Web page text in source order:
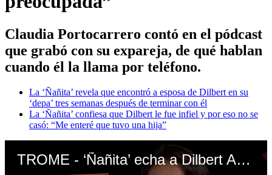
Claudia Portocarrero contó en el pódcast
que grabó con su expareja, de qué hablan
cuando él la llama por teléfono.
La ‘Ñañita’ revela que encontró a esposa de Dilbert en su
‘depa’ tres semanas después de terminar con él
La ‘Ñañita’ confiesa que Dilbert le fue infiel y por eso no se
casó: “Me enteré que tuvo una hija”
TROME - ‘Ñañita’ echa a Dilbert Aguilar y confiesa que él la llama por teléfono: “Yo me quedo preocupada”